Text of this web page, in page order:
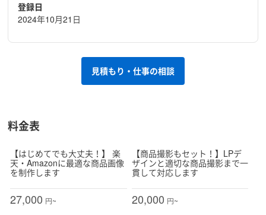
登録日
2024年10月21日
見積もり・仕事の相談
料金表
【はじめてでも大丈夫！】 楽
天・Amazonに最適な商品画像
を制作します
27,000 円~
【商品撮影もセット！】LPデ
ザインと適切な商品撮影まで一
貫して対応します
20,000 円~